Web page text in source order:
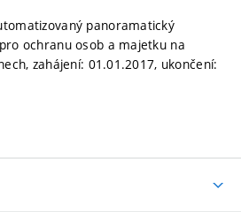
panoramatický
ochranu osob a majetku na
zahájení: 01.01.2017, ukončení: